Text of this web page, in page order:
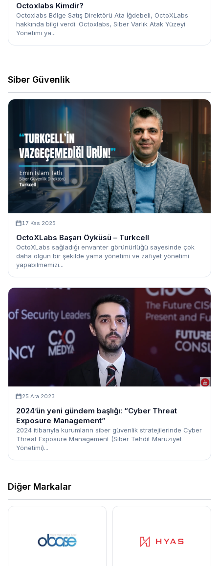
Octoxlabs Kimdir?
Octoxlabs Bölge Satış Direktörü Ata İğdebeli, OctoXLabs
hakkında bilgi verdi. Octoxlabs, Siber Varlık Atak Yüzeyi
Yönetimi ya...
Siber Güvenlik
17 Kas 2025
OctoXLabs Başarı Öyküsü – Turkcell
OctoXLabs sağladığı envanter görünürlüğü sayesinde çok
daha olgun bir şekilde yama yönetimi ve zafiyet yönetimi
yapabilmemizi...
25 Ara 2023
2024’ün yeni gündem başlığı: “Cyber Threat
Exposure Management”
2024 itibarıyla kurumların siber güvenlik stratejilerinde Cyber
Threat Exposure Management (Siber Tehdit Maruziyet
Yönetimi)...
Diğer Markalar